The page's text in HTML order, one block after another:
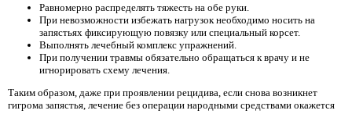
Равномерно распределять тяжесть на обе руки.
При невозможности избежать нагрузок необходимо носить на
запястьях фиксирующую повязку или специальный корсет.
Выполнять лечебный комплекс упражнений.
При получении травмы обязательно обращаться к врачу и не
игнорировать схему лечения.
Таким образом, даже при проявлении рецидива, если снова возникнет
гигрома запястья, лечение без операции народными средствами окажется